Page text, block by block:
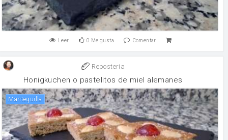
Leer 0 Me gusta Comentar
Reposteria
Honigkuchen o pastelitos de miel alemanes
mantequilla